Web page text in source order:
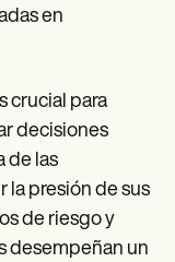
en
crucial para
decisiones
de las
la presión de sus
de riesgo y
desempeñan un